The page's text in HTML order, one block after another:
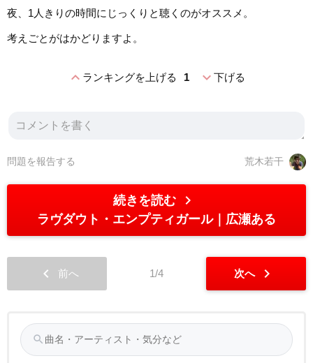
夜、1人きりの時間にじっくりと聴くのがオススメ。
考えごとがはかどりますよ。
expand_lessランキングを上げる 1 expand_more下げる
荒木若干
問題を報告する
続きを読む chevron_right
ラヴダウト・エンプティガール 広瀬ある
chevron_left 前へ 1/4 次へ chevron_right
search